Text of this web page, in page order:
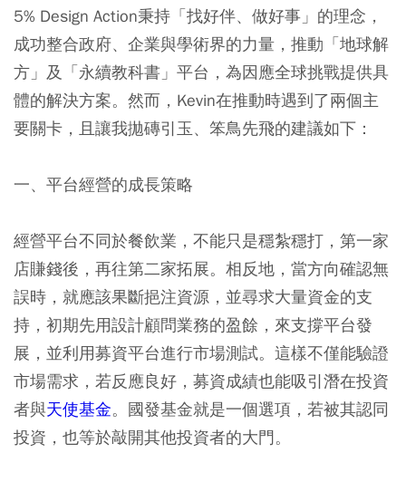
5% Design Action秉持「找好伴、做好事」的理念，
成功整合政府、企業與學術界的力量，推動「地球解
方」及「永續教科書」平台，為因應全球挑戰提供具
體的解決方案。然而，Kevin在推動時遇到了兩個主
要關卡，且讓我拋磚引玉、笨鳥先飛的建議如下：
一、平台經營的成長策略
經營平台不同於餐飲業，不能只是穩紮穩打，第一家
店賺錢後，再往第二家拓展。相反地，當方向確認無
誤時，就應該果斷挹注資源，並尋求大量資金的支
持，初期先用設計顧問業務的盈餘，來支撐平台發
展，並利用募資平台進行市場測試。這樣不僅能驗證
市場需求，若反應良好，募資成績也能吸引潛在投資
者與天使基金。國發基金就是一個選項，若被其認同
投資，也等於敲開其他投資者的大門。